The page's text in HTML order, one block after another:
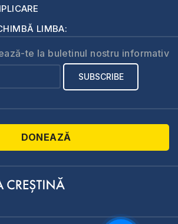
LIMBA:
te la buletinul nostru informativ
DONEAZĂ